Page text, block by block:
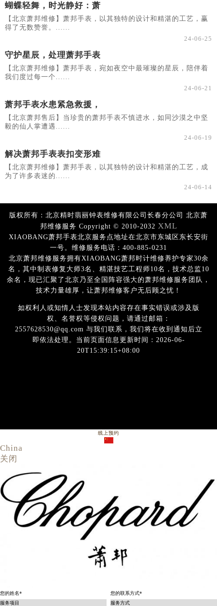
蝴蝶轻舞，时光静好：萧
【北京萧邦维修】萧邦手表，以其独特的设计和精湛的工艺，赢
得了无数赞誉。......
24-06-25
守护星辰，处理萧邦手表
【北京萧邦维修】萧邦手表，宛如夜空中最璀璨的星辰，陪伴着
我们度过每一个......
24-06-21
萧邦手表水患紧急救援，
【北京萧邦售后】当珍贵的萧邦手表不慎进水，如同沙漠之中坚
毅的仙人掌遭遇......
24-06-19
解决萧邦手表表扣变形难
【北京萧邦维修】萧邦手表，以其独特的设计和精湛的工艺，成
为了许多表迷的......
24-06-14
版权所有：北京精时翡丽钟表维修有限公司长春分公司 北京萧
邦维修服务 Copyright © 2010-2032 XML
XIAOBANG萧邦手表北京服务点地址在北京市东城区东长安街
一号。维修服务电话：400-885-0231
北京萧邦维修服务拥有XIAOBANG萧邦时计维修养护专家30余
名，其中制表修复大师3名、精湛技艺工程师10名，技术总监10
余名，现已汇聚了北京乃至全国阵容强大的萧邦维修服务团队，
技术力量雄厚，让萧邦维修客户无后顾之忧！
如权利人或知情人士发现本站内容存在事实错误或涉及版
权、名誉权等侵权问题，请通过邮箱：
2557628530@qq.com 与我们联系，我们将在收到通知后立
即依法处理。当前页面信息更新时间：2026-06-
20T15:39:15+08:00
线上预约
China
关闭